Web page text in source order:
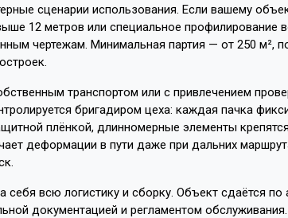
сценарии использования. Если вашему
12 метров или специальное профилирование
чертежам. Минимальная партия — от 250 м²,
транспортом или с привлечением
бригадиром цеха: каждая пачка
плёнкой, длинномерные элементы
деформации в пути даже при дальних
всю логистику и сборку. Объект сдаётся по
документацией и регламентом